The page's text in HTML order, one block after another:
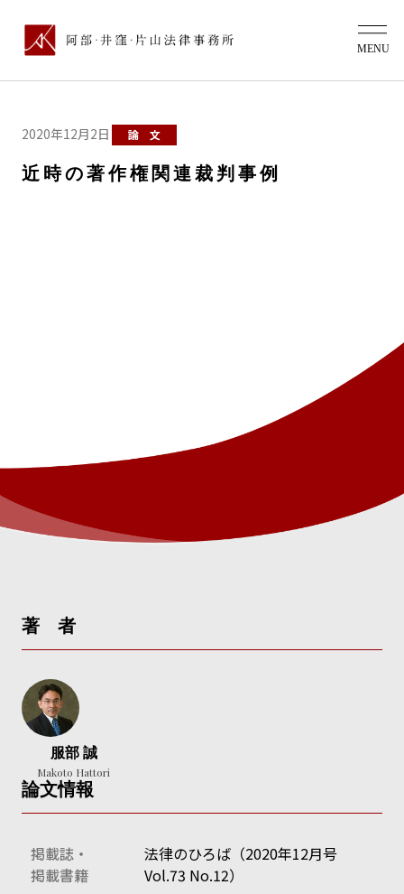
2020年12月2日 論 文
近時の著作権関連裁判事例
著 者
服部 誠
Makoto Hattori
論文情報
掲載誌・
掲載書籍
法律のひろば（2020年12月号
Vol.73 No.12）